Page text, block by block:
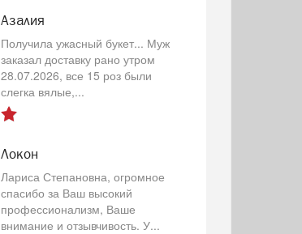
Азалия
Получила ужасный букет... Муж
заказал доставку рано утром
28.07.2026, все 15 роз были
слегка вялые,...
Локон
Лариса Степановна, огромное
спасибо за Ваш высокий
профессионализм, Ваше
внимание и отзывчивость. У...